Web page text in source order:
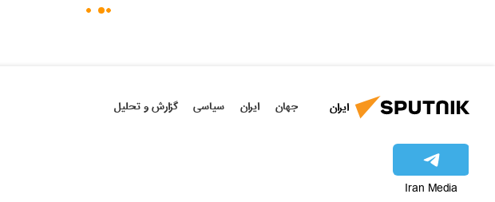
ایران جهان ایران سیاسی گزارش و تحلیل
Iran Media